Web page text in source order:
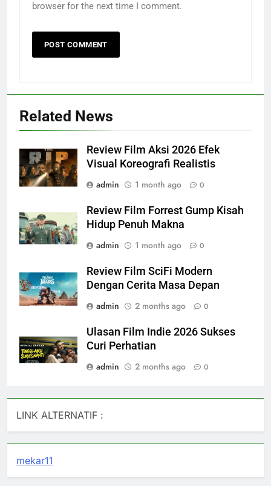
browser for the next time I comment.
Related News
Review Film Aksi 2026 Efek
Visual Koreografi Realistis
admin
1 month ago 0
Review Film Forrest Gump Kisah
Hidup Penuh Makna
admin
1 month ago 0
Review Film SciFi Modern
Dengan Cerita Masa Depan
admin
2 months ago 0
Ulasan Film Indie 2026 Sukses
Curi Perhatian
admin
2 months ago 0
LINK ALTERNATIF :
mekar11